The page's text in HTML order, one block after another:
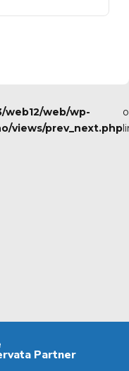
web/wp-
views/prev_next.php
Partner